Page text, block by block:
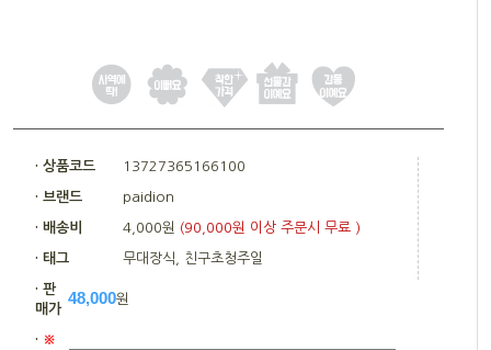
· 상품코드 13727365166100
· 브랜드 paidion
· 배송비 4,000원 (90,000원 이상 주문시 무료 )
· 태그 무대장식, 친구초청주일
· 판
매가
48,000원
· ※